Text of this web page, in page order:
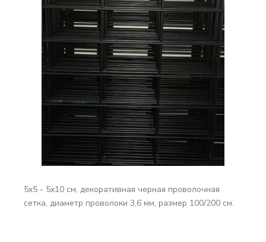
5x5 - 5x10 см, декоративная черная проволочная
сетка, диаметр проволоки 3,6 мм, размер 100/200 см.